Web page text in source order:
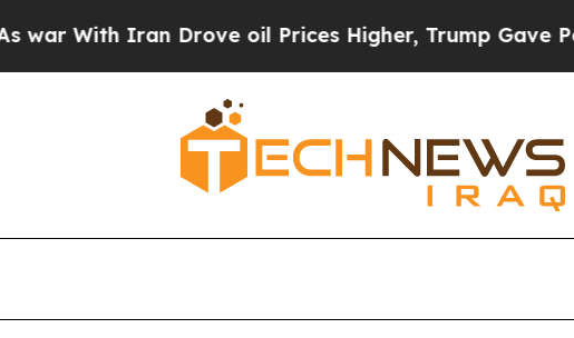
Iran Drove oil Prices Higher, Trump Gave